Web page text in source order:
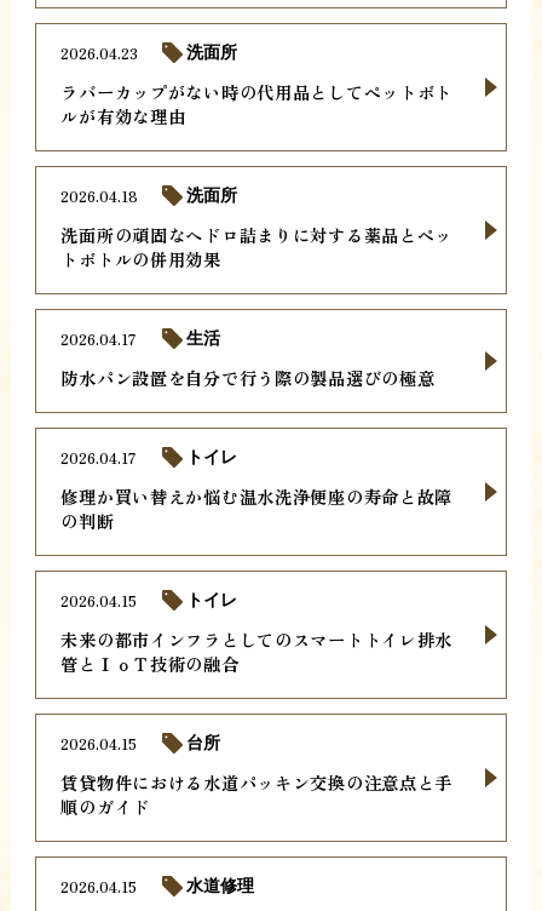
ラバーカップがない時の代用品としてペットボト
ルが有効な理由
2026.04.23 洗面所
洗面所の頑固なヘドロ詰まりに対する薬品とペッ
トボトルの併用効果
2026.04.18 洗面所
防水パン設置を自分で行う際の製品選びの極意
2026.04.17 生活
修理か買い替えか悩む温水洗浄便座の寿命と故障
の判断
2026.04.17 トイレ
未来の都市インフラとしてのスマートトイレ排水
管とＩｏＴ技術の融合
2026.04.15 トイレ
賃貸物件における水道パッキン交換の注意点と手
順のガイド
2026.04.15 台所
2026.04.15 水道修理